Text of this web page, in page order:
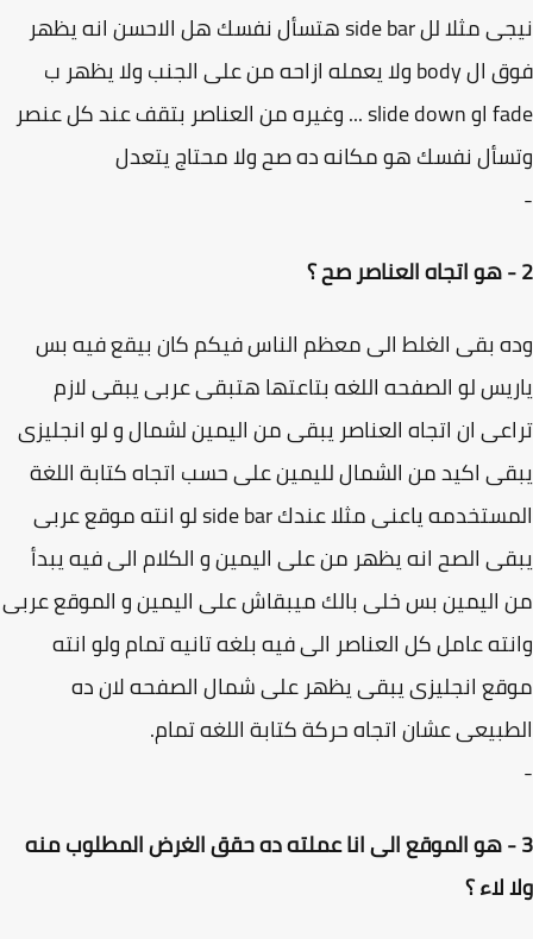
نيجى مثلا لل side bar هتسأل نفسك هل الاحسن انه يظهر
فوق ال body ولا يعمله ازاحه من على الجنب ولا يظهر ب
fade او slide down ... وغيره من العناصر بتقف عند كل عنصر
نفسك هو مكانه ده صح ولا محتاج يتعدل
بقى الغلط الى معظم الناس فيكم كان بيقع فيه بس
لو الصفحه اللغه بتاعتها هتبقى عربى يبقى لازم
ان اتجاه العناصر يبقى من اليمين لشمال و لو انجليزى
اكيد من الشمال لليمين على حسب اتجاه كتابة اللغة
المستخدمه ياعنى مثلا عندك side bar لو انته موقع عربى
الصح انه يظهر من على اليمين و الكلام الى فيه يبدأ
بس خلى بالك ميبقاش على اليمين و الموقع عربى
عامل كل العناصر الى فيه بلغه تانيه تمام ولو انته
انجليزى يبقى يظهر على شمال الصفحه لان ده
عشان اتجاه حركة كتابة اللغه تمام.
هو الموقع الى انا عملته ده حقق الغرض المطلوب منه
لاء ؟